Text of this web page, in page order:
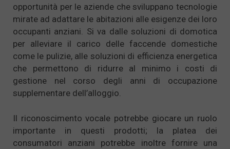
opportunità per le aziende che sviluppano tecnologie
mirate ad adattare le abitazioni alle esigenze dei loro
occupanti anziani. Si va dalle soluzioni di domotica
per alleviare il carico delle faccende domestiche
come le pulizie, alle soluzioni di efficienza energetica
che permettono di ridurre al minimo i costi di
gestione nel corso degli anni di occupazione
supplementare dell’alloggio.
Il riconoscimento vocale potrebbe giocare un ruolo
importante in questi prodotti; la platea dei
consumatori anziani potrebbe inoltre fornire una